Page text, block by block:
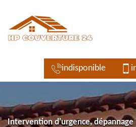
indisponible
Intervention d'urgence,